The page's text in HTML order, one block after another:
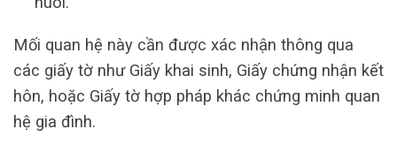
Mối quan hệ này cần được xác nhận thông qua
các giấy tờ như Giấy khai sinh, Giấy chứng nhận kết
hôn, hoặc Giấy tờ hợp pháp khác chứng minh quan
hệ gia đình.